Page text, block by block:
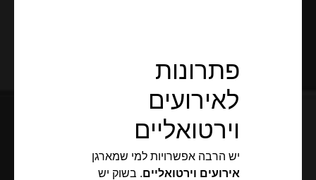
פתרונות
לאירועים
וירטואליים
יש הרבה אפשרויות למי שמארגן
אירועים וירטואליים. בשוק יש